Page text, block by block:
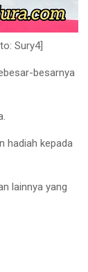
Sury4]
besarnya
hadiah kepada
lainnya yang